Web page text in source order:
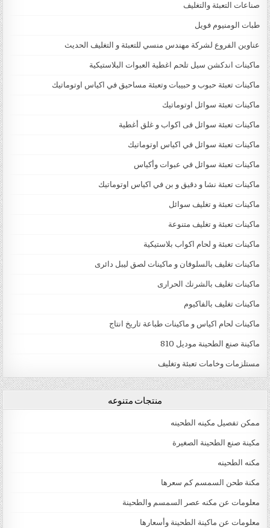
صناعات التعبئة والتغليف
طبات الومنيوم فويل
عناوين الفروع لشركة مهندس منسي للتعبئة و التغليف الحديث
ماكينات اندكشن سيل تلحم اغطية العبوات البلاستيكية
ماكينات تعبئة حبوب و حبيبات وتعبئة مساحيق في اكياس اوتوماتيك
ماكينات تعبئة سوائل اوتوماتيك
ماكينات تعبئة سوائل فى اكواب و غلق أغطية
ماكينات تعبئة سوائل في اكياس اوتوماتيك
ماكينات تعبئة سوائل في عبوات وأكياس
ماكينات تعبئة نشا و دقيق و بن في اكياس اوتوماتيك
ماكينات تعبئة و تغليف سوائل
ماكينات تعبئة و تغليف متنوعة
ماكينات تعبئة و لحام اكواب بلاستيكية
ماكينات تغليف بالسلوفان و ماكينات لصق ليبل دائرى
ماكينات تغليف بالشرنك الحرارى
ماكينات تغليف بالفاكيوم
ماكينات لحام اكياس و ماكينات طباعة تاريخ انتاج
ماكينة صنع الطحينة موديل 810
مستلزمات وخامات تعبئة وتغليف
منتجات متنوعه
ممكن تفصيل مكينه الطحينه
مكينة صنع الطحينة الصغيرة
مكنه الطحينه
مكنة طحن السمسم كم سعرها
معلومات عن مكنه عصر السمسم والطحينة
معلومات عن ماكينة الطحينة وأسعارها